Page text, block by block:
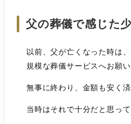
父の葬儀で感じた
以前、父が亡くなった時は
規模な葬儀サービスへお願い
無事に終わり、金額も安く済
当時はそれで十分だと思って